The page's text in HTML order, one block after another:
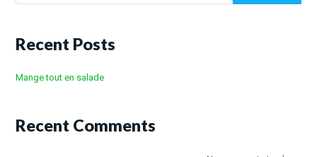
Recent Posts
Mange tout en salade
Recent Comments